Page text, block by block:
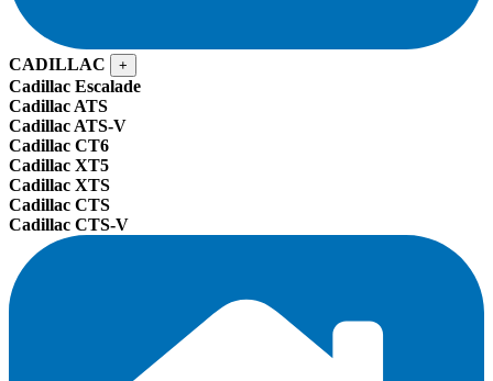
CADILLAC +
Cadillac Escalade
Cadillac ATS
Cadillac ATS-V
Cadillac CT6
Cadillac XT5
Cadillac XTS
Cadillac CTS
Cadillac CTS-V